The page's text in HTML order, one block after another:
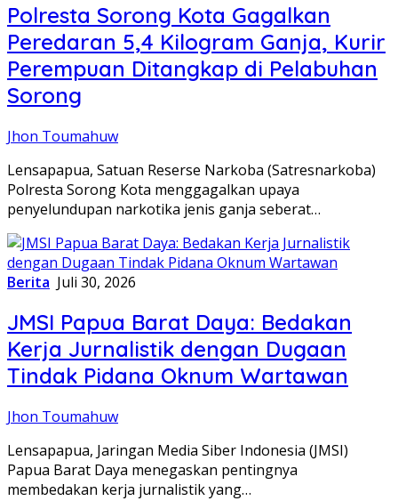
Polresta Sorong Kota Gagalkan
Peredaran 5,4 Kilogram Ganja, Kurir
Perempuan Ditangkap di Pelabuhan
Sorong
Jhon Toumahuw
Lensapapua, Satuan Reserse Narkoba (Satresnarkoba)
Polresta Sorong Kota menggagalkan upaya
penyelundupan narkotika jenis ganja seberat…
Berita Juli 30, 2026
JMSI Papua Barat Daya: Bedakan
Kerja Jurnalistik dengan Dugaan
Tindak Pidana Oknum Wartawan
Jhon Toumahuw
Lensapapua, Jaringan Media Siber Indonesia (JMSI)
Papua Barat Daya menegaskan pentingnya
membedakan kerja jurnalistik yang…